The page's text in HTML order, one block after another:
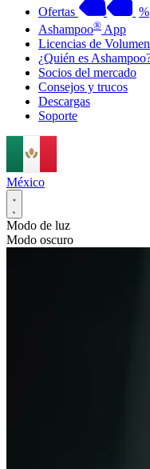
Ofertas
%
Ashampoo® App
Licencias de Volumen
¿Quién es
Socios del mercado
Consejos y trucos
Descargas
Soporte
México
Modo de luz
Modo oscuro